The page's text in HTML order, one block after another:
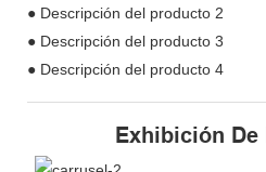
● Descripción del producto 2
● Descripción del producto 3
● Descripción del producto 4
Exhibición